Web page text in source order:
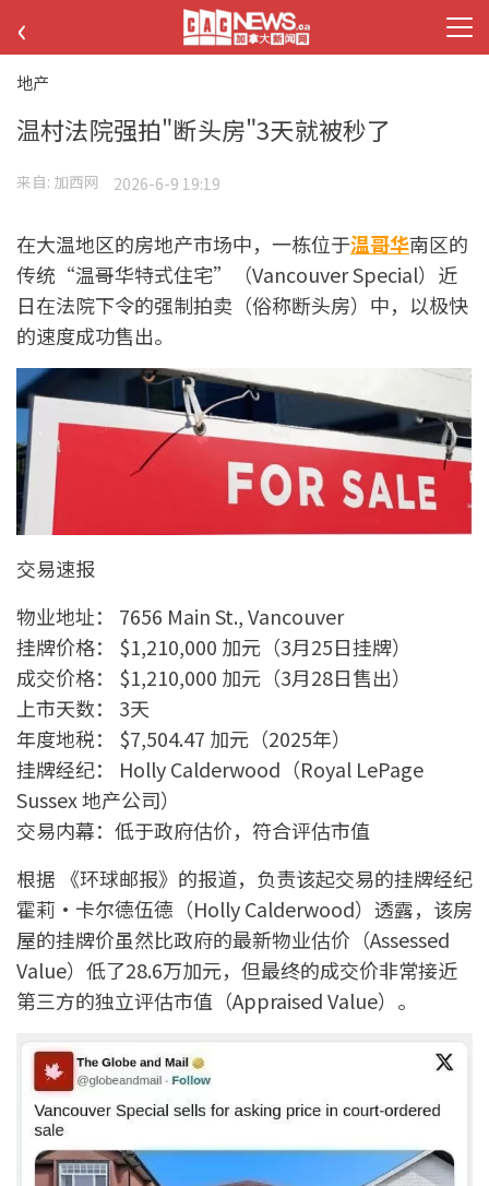
‹
地产
温村法院强拍"断头房"3天就被秒了
来自: 加西网 2026-6-9 19:19
在大温地区的房地产市场中，一栋位于温哥华南区的
传统“温哥华特式住宅”（Vancouver Special）近
日在法院下令的强制拍卖（俗称断头房）中，以极快
的速度成功售出。
交易速报
物业地址： 7656 Main St., Vancouver
挂牌价格： $1,210,000 加元（3月25日挂牌）
成交价格： $1,210,000 加元（3月28日售出）
上市天数： 3天
年度地税： $7,504.47 加元（2025年）
挂牌经纪： Holly Calderwood（Royal LePage
Sussex 地产公司）
交易内幕：低于政府估价，符合评估市值
根据 《环球邮报》的报道，负责该起交易的挂牌经纪
霍莉·卡尔德伍德（Holly Calderwood）透露，该房
屋的挂牌价虽然比政府的最新物业估价（Assessed
Value）低了28.6万加元，但最终的成交价非常接近
第三方的独立评估市值（Appraised Value）。